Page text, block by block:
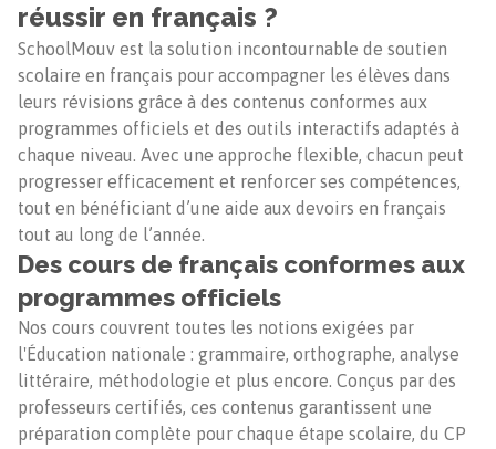
réussir en français ?
SchoolMouv est la solution incontournable de soutien
scolaire en français pour accompagner les élèves dans
leurs révisions grâce à des contenus conformes aux
programmes officiels et des outils interactifs adaptés à
chaque niveau. Avec une approche flexible, chacun peut
progresser efficacement et renforcer ses compétences,
tout en bénéficiant d’une aide aux devoirs en français
tout au long de l’année.
Des cours de français conformes aux
programmes officiels
Nos cours couvrent toutes les notions exigées par
l'Éducation nationale : grammaire, orthographe, analyse
littéraire, méthodologie et plus encore. Conçus par des
professeurs certifiés, ces contenus garantissent une
préparation complète pour chaque étape scolaire, du CP